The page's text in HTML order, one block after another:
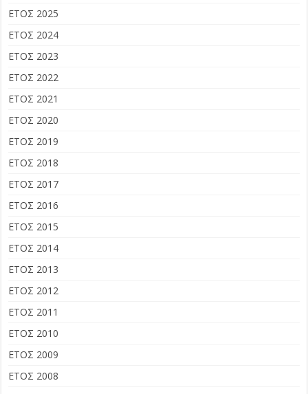
ΕΤΟΣ 2025
ΕΤΟΣ 2024
ΕΤΟΣ 2023
ΕΤΟΣ 2022
ΕΤΟΣ 2021
ΕΤΟΣ 2020
ΕΤΟΣ 2019
ΕΤΟΣ 2018
ΕΤΟΣ 2017
ΕΤΟΣ 2016
ΕΤΟΣ 2015
ΕΤΟΣ 2014
ΕΤΟΣ 2013
ΕΤΟΣ 2012
ΕΤΟΣ 2011
ΕΤΟΣ 2010
ΕΤΟΣ 2009
ΕΤΟΣ 2008